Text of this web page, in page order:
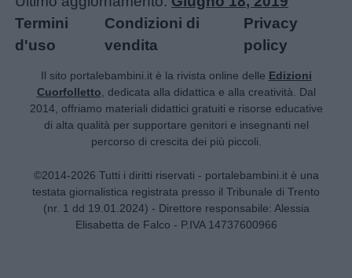
Termini
d'uso
Condizioni di
vendita
Privacy
policy
Il sito portalebambini.it è la rivista online delle Edizioni
Cuorfolletto , dedicata alla didattica e alla creatività. Dal
2014, offriamo materiali didattici gratuiti e risorse educative
di alta qualità per supportare genitori e insegnanti nel
percorso di crescita dei più piccoli.
©2014-2026 Tutti i diritti riservati - portalebambini.it è una
testata giornalistica registrata presso il Tribunale di Trento
(nr. 1 dd 19.01.2024) - Direttore responsabile: Alessia
Elisabetta de Falco - P.IVA 14737600966